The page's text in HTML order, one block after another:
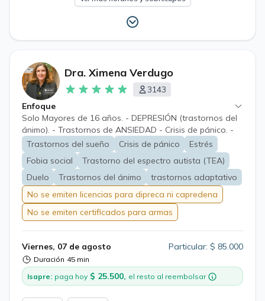
Dra. Ximena Verdugo
3143
Enfoque
Solo Mayores de 16 años. - DEPRESIÓN (trastornos del
ánimo). - Trastornos de ANSIEDAD - Crisis de pánico. -
Duelos. (no realizo evaluación para porte de armas).
Trastornos del sueño Crisis de pánico
Estrés
Fobia social
Trastorno del espectro autista (TEA)
Duelo
Trastornos del ánimo
trastornos adaptativo
No se emiten licencias para dipreca ni capredena
No se emiten certificados para armas
Viernes, 07 de agosto
Duración 45 min
Particular: $ 85.000
Isapre: paga hoy $ 25.500, el resto al reembolsar